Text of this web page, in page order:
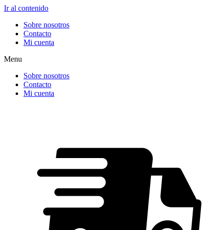
Ir al contenido
Sobre nosotros
Contacto
Mi cuenta
Menu
Sobre nosotros
Contacto
Mi cuenta